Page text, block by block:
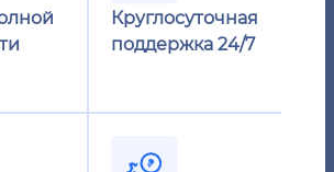
Круглосуточная
поддержка 24/7